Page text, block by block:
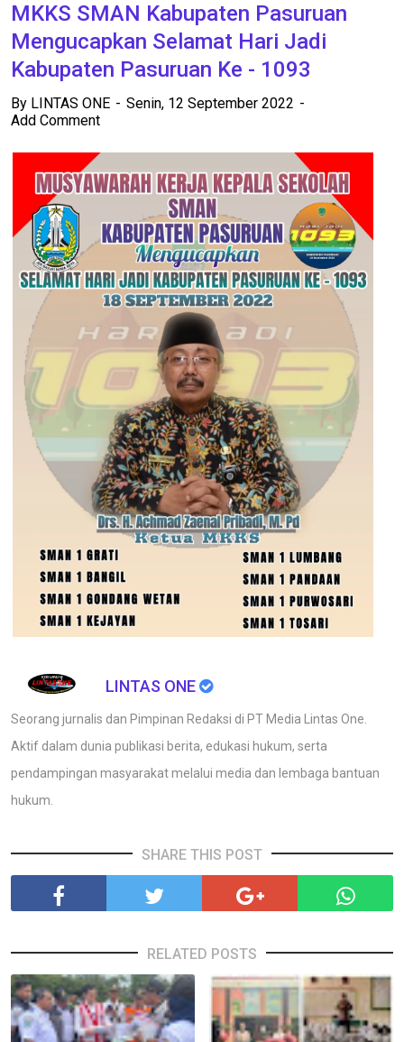
MKKS SMAN Kabupaten Pasuruan
Mengucapkan Selamat Hari Jadi
Kabupaten Pasuruan Ke - 1093
By LINTAS ONE
Senin, 12 September 2022
Add Comment
LINTAS ONE
Seorang jurnalis dan Pimpinan Redaksi di PT Media Lintas One.
Aktif dalam dunia publikasi berita, edukasi hukum, serta
pendampingan masyarakat melalui media dan lembaga bantuan
hukum.
SHARE THIS POST
RELATED POSTS